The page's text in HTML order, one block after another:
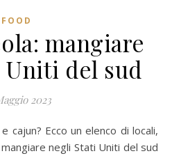
FOOD
mangiare
del sud
2023
negli Stati Uniti del sud